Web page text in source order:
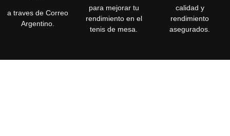
a traves de Correo
Argentino.
para mejorar tu
rendimiento en el
tenis de mesa.
calidad y
rendimiento
asegurados.